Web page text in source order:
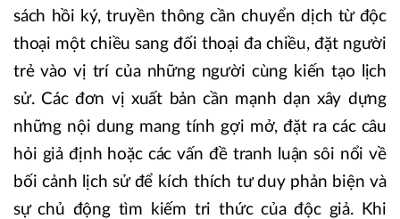
sách hồi ký, truyền thông cần chuyển dịch từ độc
thoại một chiều sang đối thoại đa chiều, đặt người
trẻ vào vị trí của những người cùng kiến tạo lịch
sử. Các đơn vị xuất bản cần mạnh dạn xây dựng
những nội dung mang tính gợi mở, đặt ra các câu
hỏi giả định hoặc các vấn đề tranh luận sôi nổi về
bối cảnh lịch sử để kích thích tư duy phản biện và
sự chủ động tìm kiếm tri thức của độc giả. Khi